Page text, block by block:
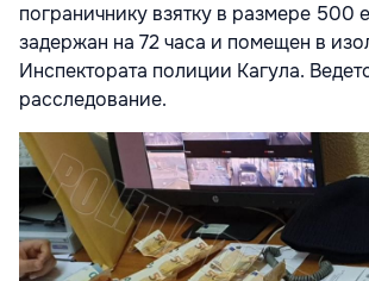
пограничнику взятку в размере 500
задержан на 72 часа и помещен в
Инспектората полиции Кагула.
расследование.